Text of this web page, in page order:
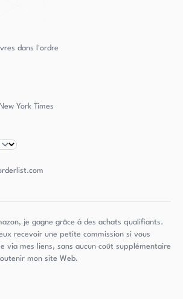
dans l'ordre
York Times
je gagne grâce à des achats qualifiants.
recevoir une petite commission si vous
via mes liens, sans aucun coût supplémentaire
mon site Web.